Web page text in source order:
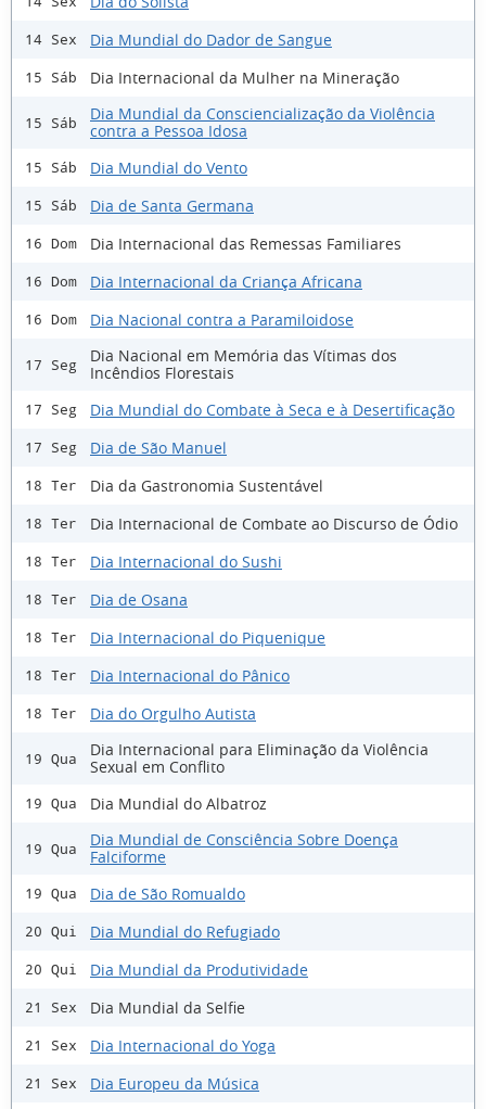
14 Sex Dia Mundial do Dador de Sangue
15 Sáb Dia Internacional da Mulher na Mineração
15 Sáb
Dia Mundial da Consciencialização da Violência
contra a Pessoa Idosa
15 Sáb Dia Mundial do Vento
15 Sáb Dia de Santa Germana
16 Dom Dia Internacional das Remessas Familiares
16 Dom Dia Internacional da Criança Africana
16 Dom Dia Nacional contra a Paramiloidose
17 Seg
Dia Nacional em Memória das Vítimas dos
Incêndios Florestais
17 Seg Dia Mundial do Combate à Seca e à Desertificação
17 Seg Dia de São Manuel
18 Ter Dia da Gastronomia Sustentável
18 Ter Dia Internacional de Combate ao Discurso de Ódio
18 Ter Dia Internacional do Sushi
18 Ter Dia de Osana
18 Ter Dia Internacional do Piquenique
18 Ter Dia Internacional do Pânico
18 Ter Dia do Orgulho Autista
19 Qua
Dia Internacional para Eliminação da Violência
Sexual em Conflito
19 Qua Dia Mundial do Albatroz
19 Qua
Dia Mundial de Consciência Sobre Doença
Falciforme
19 Qua Dia de São Romualdo
20 Qui Dia Mundial do Refugiado
20 Qui Dia Mundial da Produtividade
21 Sex Dia Mundial da Selfie
21 Sex Dia Internacional do Yoga
21 Sex Dia Europeu da Música